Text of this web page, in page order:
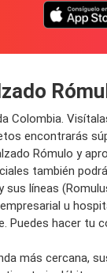
Colombia.
encontrarás
Rómulo y
también
líneas
u
Puedes hacer
más cercana,